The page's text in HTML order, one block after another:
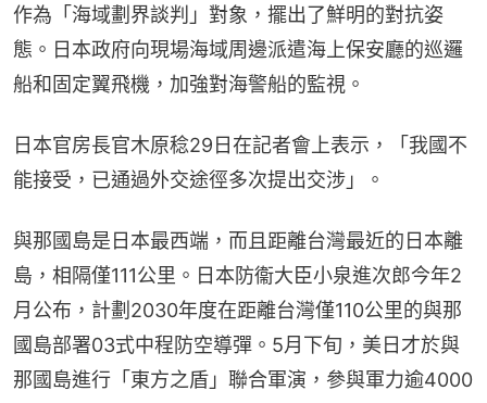
作為「海域劃界談判」對象，擺出了鮮明的對抗姿
態。日本政府向現場海域周邊派遣海上保安廳的巡邏
船和固定翼飛機，加強對海警船的監視。
日本官房長官木原稔29日在記者會上表示，「我國不
能接受，已通過外交途徑多次提出交涉」。
與那國島是日本最西端，而且距離台灣最近的日本離
島，相隔僅111公里。日本防衞大臣小泉進次郎今年2
月公布，計劃2030年度在距離台灣僅110公里的與那
國島部署03式中程防空導彈。5月下旬，美日才於與
那國島進行「東方之盾」聯合軍演，參與軍力逾4000